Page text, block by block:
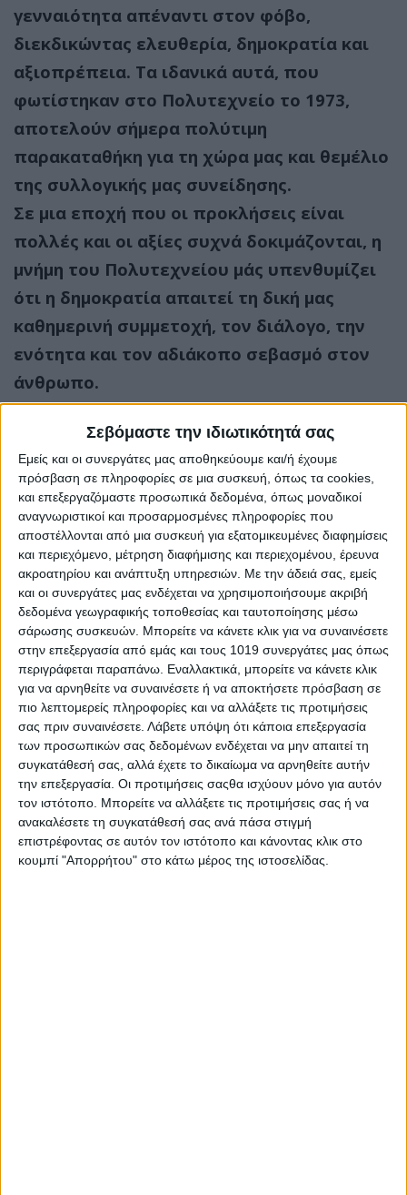
Σεβόμαστε την ιδιωτικότητά σας
Εμείς και οι συνεργάτες μας αποθηκεύουμε και/ή έχουμε
πρόσβαση σε πληροφορίες σε μια συσκευή, όπως τα cookies,
και επεξεργαζόμαστε προσωπικά δεδομένα, όπως μοναδικοί
αναγνωριστικοί και προσαρμοσμένες πληροφορίες που
αποστέλλονται από μια συσκευή για εξατομικευμένες διαφημίσεις
και περιεχόμενο, μέτρηση διαφήμισης και περιεχομένου, έρευνα
ακροατηρίου και ανάπτυξη υπηρεσιών. Με την άδειά σας, εμείς
και οι συνεργάτες μας ενδέχεται να χρησιμοποιήσουμε ακριβή
δεδομένα γεωγραφικής τοποθεσίας και ταυτοποίησης μέσω
σάρωσης συσκευών. Μπορείτε να κάνετε κλικ για να συναινέσετε
στην επεξεργασία από εμάς και τους 1019 συνεργάτες μας όπως
περιγράφεται παραπάνω. Εναλλακτικά, μπορείτε να κάνετε κλικ
για να αρνηθείτε να συναινέσετε ή να αποκτήσετε πρόσβαση σε
πιο λεπτομερείς πληροφορίες και να αλλάξετε τις προτιμήσεις
σας πριν συναινέσετε. Λάβετε υπόψη ότι κάποια επεξεργασία
των προσωπικών σας δεδομένων ενδέχεται να μην απαιτεί τη
συγκατάθεσή σας, αλλά έχετε το δικαίωμα να αρνηθείτε αυτήν
την επεξεργασία. Οι προτιμήσεις σαςθα ισχύουν μόνο για αυτόν
τον ιστότοπο. Μπορείτε να αλλάξετε τις προτιμήσεις σας ή να
ανακαλέσετε τη συγκατάθεσή σας ανά πάσα στιγμή
επιστρέφοντας σε αυτόν τον ιστότοπο και κάνοντας κλικ στο
κουμπί "Απορρήτου" στο κάτω μέρος της ιστοσελίδας.
γενναιότητα απέναντι στον φόβο,
διεκδικώντας ελευθερία, δημοκρατία και
αξιοπρέπεια. Τα ιδανικά αυτά, που
φωτίστηκαν στο Πολυτεχνείο το 1973,
αποτελούν σήμερα πολύτιμη
παρακαταθήκη για τη χώρα μας και θεμέλιο
της συλλογικής μας συνείδησης.
Σε μια εποχή που οι προκλήσεις είναι
πολλές και οι αξίες συχνά δοκιμάζονται, η
μνήμη του Πολυτεχνείου μάς υπενθυμίζει
ότι η δημοκρατία απαιτεί τη δική μας
καθημερινή συμμετοχή, τον διάλογο, την
ενότητα και τον αδιάκοπο σεβασμό στον
άνθρωπο.
Ως Δήμος Διρφύων–Μεσσαπίων,
συνεχίζουμε να εργαζόμαστε με συνέπεια
για μια κοινωνία ανοιχτή, δίκαιη και
ανθρώπινη, που θα τιμά στην πράξη τα
ιδανικά εκείνης της ιστορικής εξέγερσης.
Ας κρατήσουμε ζωντανό το μήνυμα του
Πολυτεχνείου.
Ας κάνουμε πράξη το «Ψωμί – Παιδεία –
Ελευθερία» στην καθημερινότητά μας.
Με τιμή,
Ο Δήμαρχος Διρφύων – Μεσσαπίων
ΨΑΘΑΣ ΓΕΩΡΓΙΟΣ
Share
Post Email